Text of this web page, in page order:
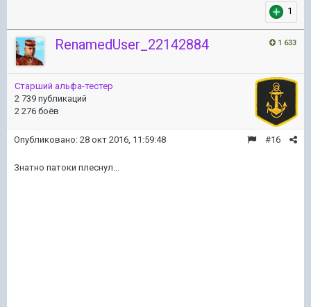
1
1 633
RenamedUser_22142884
Старший альфа-тестер
2 739 публикаций
2 276 боёв
#16
Опубликовано: 28 окт 2016, 11:59:48
Знатно патоки плеснул...